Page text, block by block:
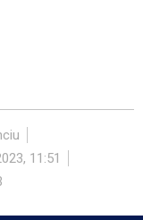
11:51